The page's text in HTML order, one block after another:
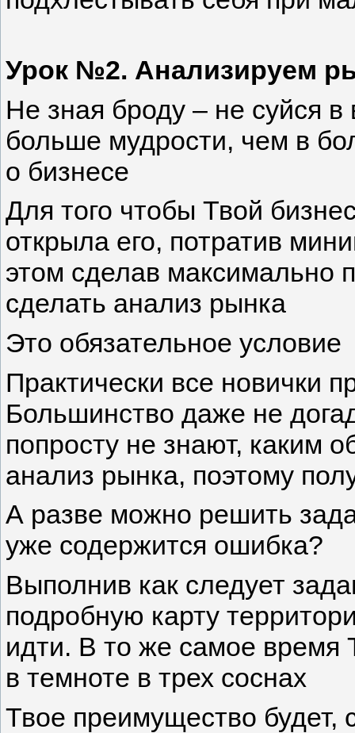
Урок №2. Анализируем
Не зная броду – не суйся
больше мудрости, чем в
о бизнесе
Для того чтобы Твой
открыла его, потратив
этом сделав максимально
сделать анализ рынка
Это обязательное условие
Практически все новички
Большинство даже не
попросту не знают, каким
анализ рынка, поэтому
А разве можно решить
уже содержится ошибка?
Выполнив как следует
подробную карту
идти. В то же самое время
в темноте в трех соснах
Твое преимущество будет,